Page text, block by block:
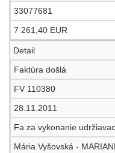
33077681
7 261,40 EUR
Detail
Faktúra došlá
FV 110380
28.11.2011
Fa za vykonanie
Mária Vyšovská -